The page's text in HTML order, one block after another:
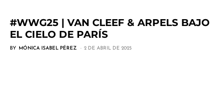
#WWG25 | VAN CLEEF & ARPELS BAJO
EL CIELO DE PARÍS
BY MÓNICA ISABEL PÉREZ 2 DE ABRIL DE 2025